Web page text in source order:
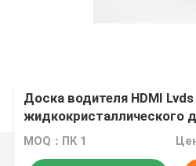
Доска водителя HDMI Lvds
жидкокристаллического
1024*600
MOQ：ПК 1